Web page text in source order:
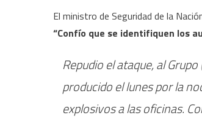
El ministro de Seguridad de la
“Confío que se identifiquen los
Repudio el ataque, al Grupo
producido el lunes por la
explosivos a las oficinas.